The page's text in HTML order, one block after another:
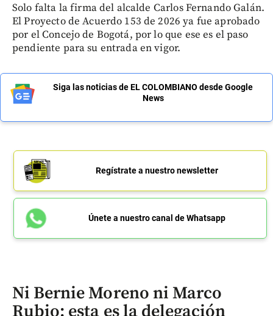
Solo falta la firma del alcalde Carlos Fernando Galán.
El Proyecto de Acuerdo 153 de 2026 ya fue aprobado
por el Concejo de Bogotá, por lo que ese es el paso
pendiente para su entrada en vigor.
Siga las noticias de EL COLOMBIANO desde Google
News
Regístrate a nuestro newsletter
Únete a nuestro canal de Whatsapp
Ni Bernie Moreno ni Marco
Rubio: esta es la delegación